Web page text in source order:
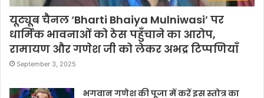
यूट्यूब चैनल ‘Bharti Bhaiya Mulniwasi’ पर
धार्मिक भावनाओं को ठेस पहुँचाने का आरोप,
रामायण और गणेश जी को लेकर अभद्र टिप्पणियाँ
September 3, 2025
भगवान गणेश की पूजा में करें इस स्तोत्र का